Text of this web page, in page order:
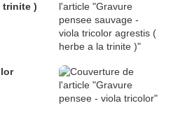
trinite )